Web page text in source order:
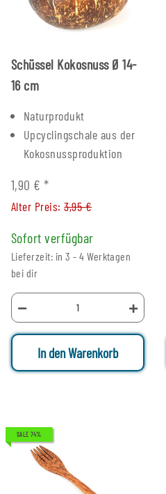
Schüssel Kokosnuss Ø 14-
16 cm
Naturprodukt
Upcyclingschale aus der
Kokosnussproduktion
1,90 €*
Alter Preis:3,95 €
Sofort verfügbar
Lieferzeit: in 3 - 4 Werktagen
bei dir
In den Warenkorb
SALE 74%